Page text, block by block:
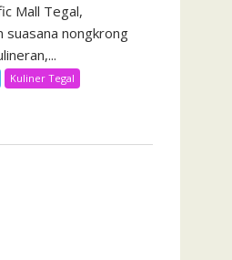
Mall Tegal,
suasana nongkrong
Kuliner Tegal